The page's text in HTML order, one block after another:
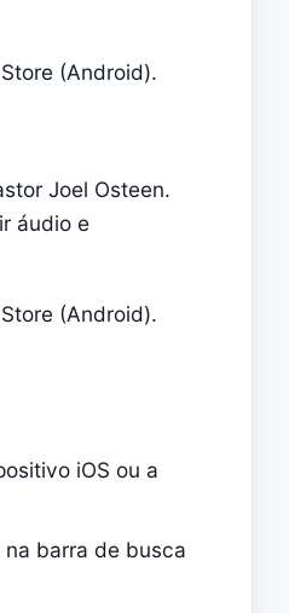
(Android).
Joel Osteen.
áudio e
(Android).
iOS ou a
barra de busca